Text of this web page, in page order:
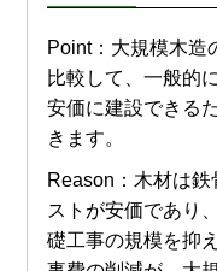
Point：大規模木造
比較して、一般的
安価に建設できる
きます。
Reason：木材は
ストが安価であり
礎工事の規模を抑